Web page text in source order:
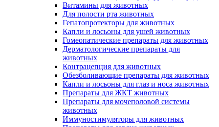
Витамины для животных
Для полости рта животных
Гепатопротекторы для животных
Капли и лосьоны для ушей животных
Гомеопатические препараты для животных
Дерматологические препараты для
животных
Контрацепция для животных
Обезболивающие препараты для животных
Капли и лосьоны для глаз и носа животных
Препараты для ЖКТ животных
Препараты для мочеполовой системы
животных
Иммуностимуляторы для животных